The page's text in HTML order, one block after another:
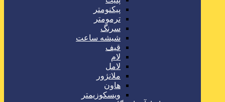
پیکنومتر
ترمومتر
سرنگ
شیشه ساعت
قیف
لام
لامل
ملانژور
هاون
ویسکوزیمتر